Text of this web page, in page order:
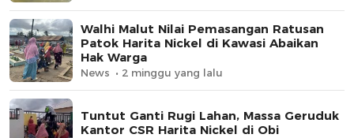
Walhi Malut Nilai Pemasangan Ratusan
Patok Harita Nickel di Kawasi Abaikan
Hak Warga
News 2 minggu yang lalu
Tuntut Ganti Rugi Lahan, Massa Geruduk
Kantor CSR Harita Nickel di Obi